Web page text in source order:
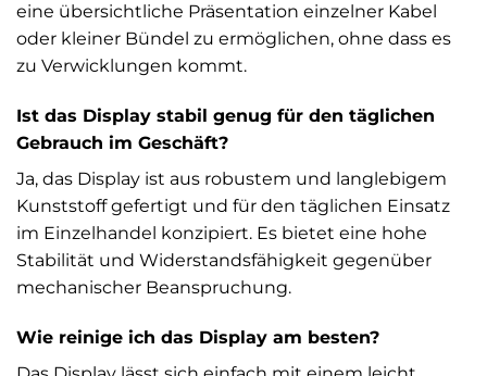
eine übersichtliche Präsentation einzelner Kabel
oder kleiner Bündel zu ermöglichen, ohne dass es
zu Verwicklungen kommt.
Ist das Display stabil genug für den täglichen
Gebrauch im Geschäft?
Ja, das Display ist aus robustem und langlebigem
Kunststoff gefertigt und für den täglichen Einsatz
im Einzelhandel konzipiert. Es bietet eine hohe
Stabilität und Widerstandsfähigkeit gegenüber
mechanischer Beanspruchung.
Wie reinige ich das Display am besten?